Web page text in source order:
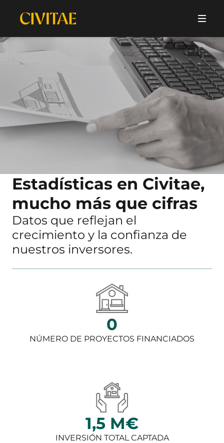
Estadísticas en Civitae,
mucho más que cifras
Datos que reflejan el
crecimiento y la confianza de
nuestros inversores.
0
NÚMERO DE PROYECTOS FINANCIADOS
1,5 M€
INVERSIÓN TOTAL CAPTADA